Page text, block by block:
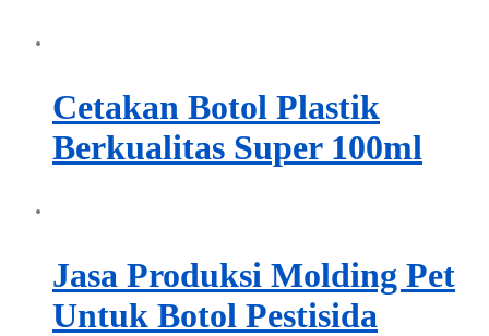
Cetakan Botol Plastik
Berkualitas Super 100ml
Jasa Produksi Molding Pet
Untuk Botol Pestisida